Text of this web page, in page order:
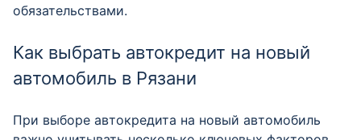
обязательствами.
Как выбрать автокредит на новый
автомобиль в Рязани
При выборе автокредита на новый автомобиль